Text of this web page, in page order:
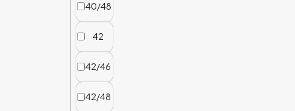
40/48
42
42/46
42/48